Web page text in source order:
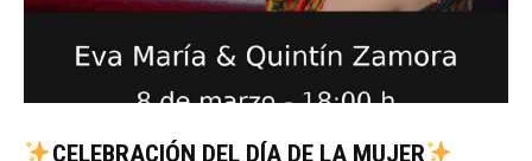
CELEBRACIÓN DEL DÍA DE LA MUJER